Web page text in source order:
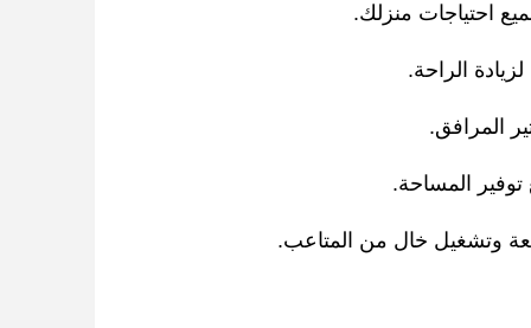
احتياجات منزلك.
الراحة.
المرافق.
المساحة.
وتشغيل خال من المتاعب.